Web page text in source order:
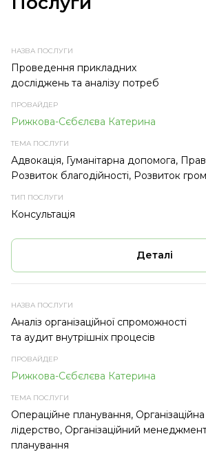
НАЗВА ПРОВАЙДЕР
Проведення прикладних
досліджень та аналізу потреб
Рижкова-Сєбєлєва Катерина
Адвокація, Гуманітарна допомога,
Розвиток благодійності, Розвиток
Консультація
Деталі
Аналіз організаційної спроможності
та аудит внутрішніх процесів
Рижкова-Сєбєлєва Катерина
Операційне планування, Організаційна
лідерство, Організаційний
планування